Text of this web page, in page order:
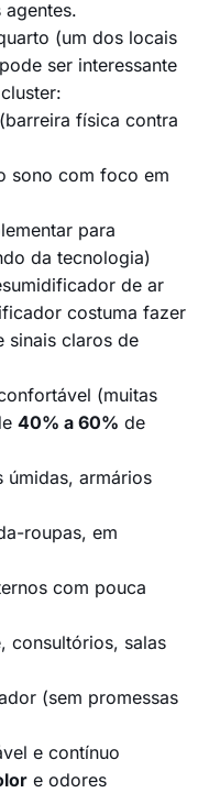
(um dos locais
ser interessante
(barreira física contra
sono com foco em
para
da tecnologia)
de ar
costuma fazer
sinais claros de
(muitas
40% a 60% de
úmidas, armários
roupas, em
com pouca
consultórios, salas
(sem promessas
e contínuo
e odores